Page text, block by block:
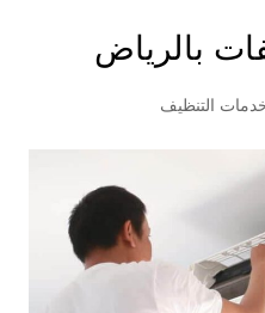
بالرياض
التنظيف